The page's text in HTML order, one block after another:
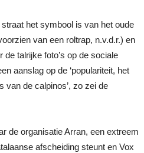
het symbool is van het oude
van een roltrap, n.v.d.r.) en
de talrijke foto’s op de sociale
aanslag op de ‘populariteit, het
van de calpinos’, zo zei de
de organisatie Arran, een extreem
afscheiding steunt en Vox